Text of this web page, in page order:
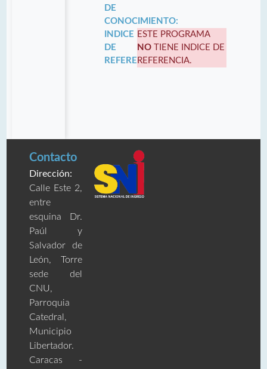
DE
CONOCIMIENTO:
INDICE
DE
REFERENCIA:
ESTE PROGRAMA
NO TIENE INDICE DE
REFERENCIA.
Contacto
Dirección:
Calle Este 2,
entre
esquina Dr.
Paúl y
Salvador de
León, Torre
sede del
CNU,
Parroquia
Catedral,
Municipio
Libertador.
Caracas -